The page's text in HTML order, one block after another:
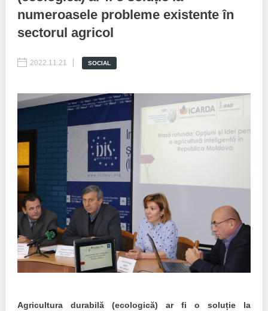
Reports
Procedures manual
Notes & positions
Institutional Charter IDIS
Announcements
IDIS International Advisory Board
Best parctices
People Watch
National Business Agenda
Democratic process
15 minutes of economic realism
Hybrid power
EU-STRAT bulletin
Transparency of state – owned enterprises
numeroasele probleme existente în
sectorul agricol
2022.11.21 SOCIAL
Agricultura durabilă (ecologică) ar fi o soluție la